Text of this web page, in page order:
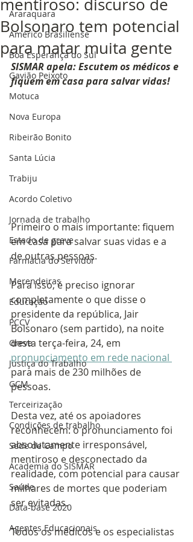
Araraquara
Américo Brasiliense
Boa Esperança do Sul
Gavião Peixoto
Motuca
Nova Europa
Ribeirão Bonito
Santa Lúcia
Trabiju
Acordo Coletivo
Jornada de trabalho
Estado de greve
Farmácia do Servidor
Merendeiras
Educação
PCCV
Greve
Justiça do Trabalho
GCM
Terceirização
Condições de trabalho
Sede de Campo
Academia do SISMAR
Saúde
Data-base 2020
Agentes Educacionais
mentiroso: discurso de
Bolsonaro tem potencial
para matar muita gente
SISMAR apela: Escutem os médicos e
fiquem em casa para salvar vidas!
Primeiro o mais importante: fiquem
em casa para salvar suas vidas e a
de outras pessoas.
Para isso, é preciso ignorar
completamente o que disse o
presidente da república, Jair
Bolsonaro (sem partido), na noite
desta terça-feira, 24, em
pronunciamento em rede nacional
para mais de 230 milhões de
pessoas.
Desta vez, até os apoiadores
reconhecem: o pronunciamento foi
absolutamente irresponsável,
mentiroso e desconectado da
realidade, com potencial para causar
milhares de mortes que poderiam
ser evitadas.
Todos os médicos e os especialistas